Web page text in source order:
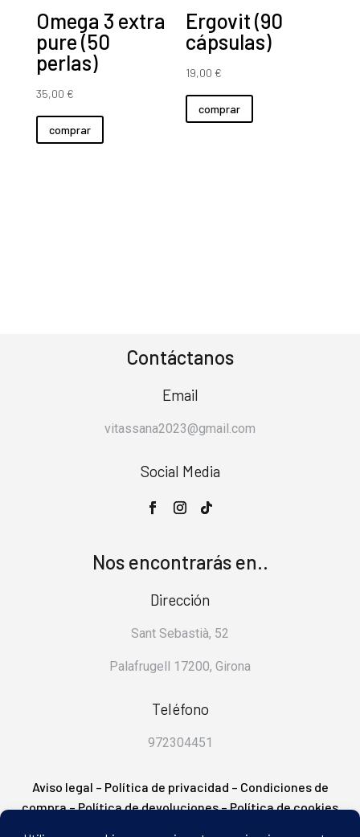
Omega 3 extra
pure (50
perlas)
35,00 €
comprar
Ergovit (90
cápsulas)
19,00 €
comprar
Contáctanos
Email
vitassana2023@gmail.com
Social Media
Nos encontrarás en..
Dirección
Sant Sebastià, 52
Palafrugell 17200, Girona
Teléfono
972304451
Aviso legal – Política de privacidad – Condiciones de
compra–Política de devoluciones–Política de cookies